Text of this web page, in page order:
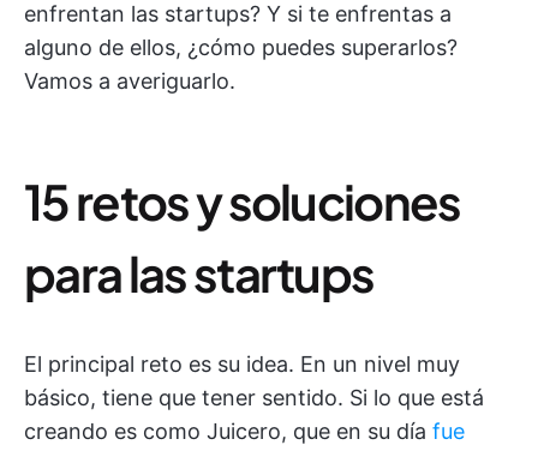
enfrentan las startups? Y si te enfrentas a
alguno de ellos, ¿cómo puedes superarlos?
Vamos a averiguarlo.
15 retos y soluciones
para las startups
El principal reto es su idea. En un nivel muy
básico, tiene que tener sentido. Si lo que está
creando es como Juicero, que en su día fue